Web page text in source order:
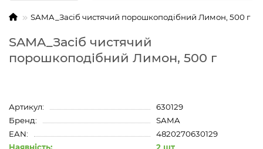
SAMA_Засіб чистячий порошкоподібний Лимон, 500 г
SAMA_Засіб чистячий
порошкоподібний Лимон, 500 г
Артикул:
630129
Бренд:
SAMA
EAN:
4820270630129